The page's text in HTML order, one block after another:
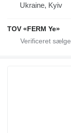
Ukraine, Kyiv
TOV «FERM Ye»